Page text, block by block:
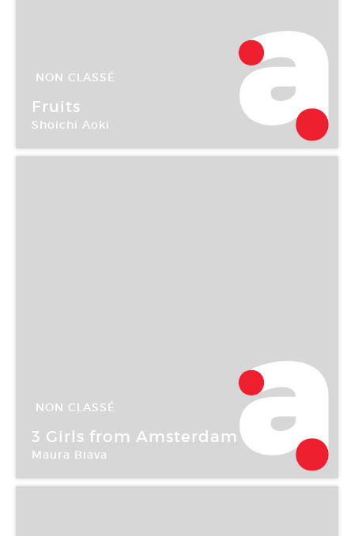
NON CLASSÉ
06 Juin - 02 Août 2003
Fruits
Shoichi Aoki
NON CLASSÉ
28 Mar -24 Mai 2003
3 Girls from Amsterdam
Maura Biava